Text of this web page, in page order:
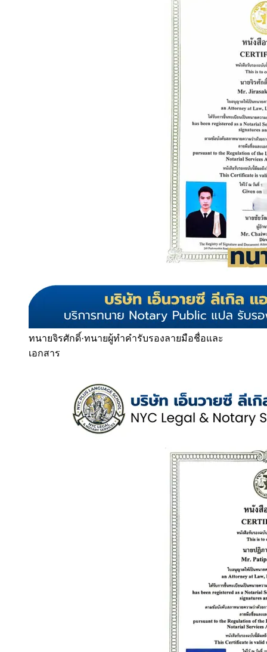
ทนายจิรศักดิ์·ทนายผู้ทำคำรับรองลายมือชื่อและ
เอกสาร